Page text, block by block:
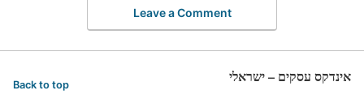
Leave a Comment
אינדקס עסקים – ישראלי Back to top